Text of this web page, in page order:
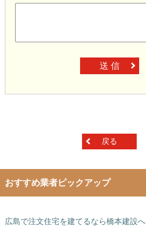
送 信
戻る
おすすめ業者ピックアップ
広島で注文住宅を建てるなら橋本建設へ